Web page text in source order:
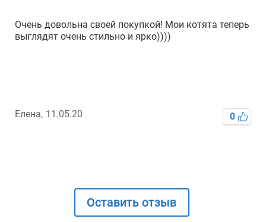
Очень довольна своей покупкой! Мои котята теперь
выглядят очень стильно и ярко))))
Елена, 11.05.20 0
Оставить отзыв